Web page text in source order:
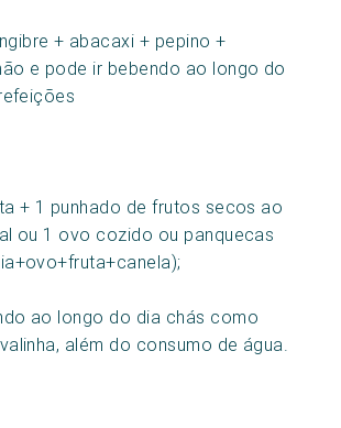
+ abacaxi + pepino +
e pode ir bebendo ao longo do
+ 1 punhado de frutos secos ao
ou 1 ovo cozido ou panquecas
ao longo do dia chás como
além do consumo de água.